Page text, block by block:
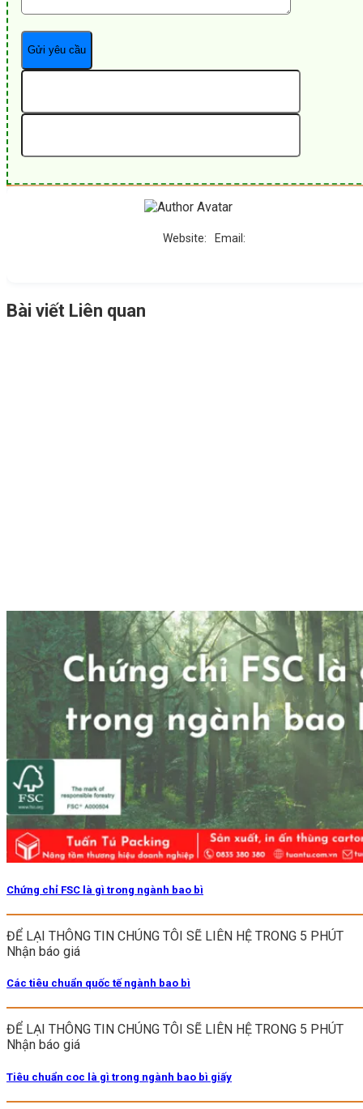
Website: Email:
Bài viết Liên quan
Chứng chỉ FSC là gì trong ngành bao bì
ĐỂ LẠI THÔNG TIN CHÚNG TÔI SẼ LIÊN HỆ TRONG 5 PHÚT
Nhận báo giá
Các tiêu chuẩn quốc tế ngành bao bì
ĐỂ LẠI THÔNG TIN CHÚNG TÔI SẼ LIÊN HỆ TRONG 5 PHÚT
Nhận báo giá
Tiêu chuẩn coc là gì trong ngành bao bì giấy